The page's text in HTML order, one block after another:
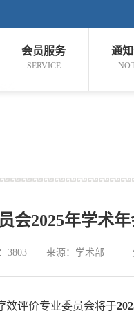
会员服务
SERVICE
通
会2025年学术年
3803 来源：学术部
评价专业委员会将于